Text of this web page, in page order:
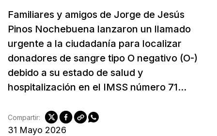
Familiares y amigos de Jorge de Jesús
Pinos Nochebuena lanzaron un llamado
urgente a la ciudadanía para localizar
donadores de sangre tipo O negativo (O-)
debido a su estado de salud y
hospitalización en el IMSS número 71...
31 Mayo 2026
Compartir: